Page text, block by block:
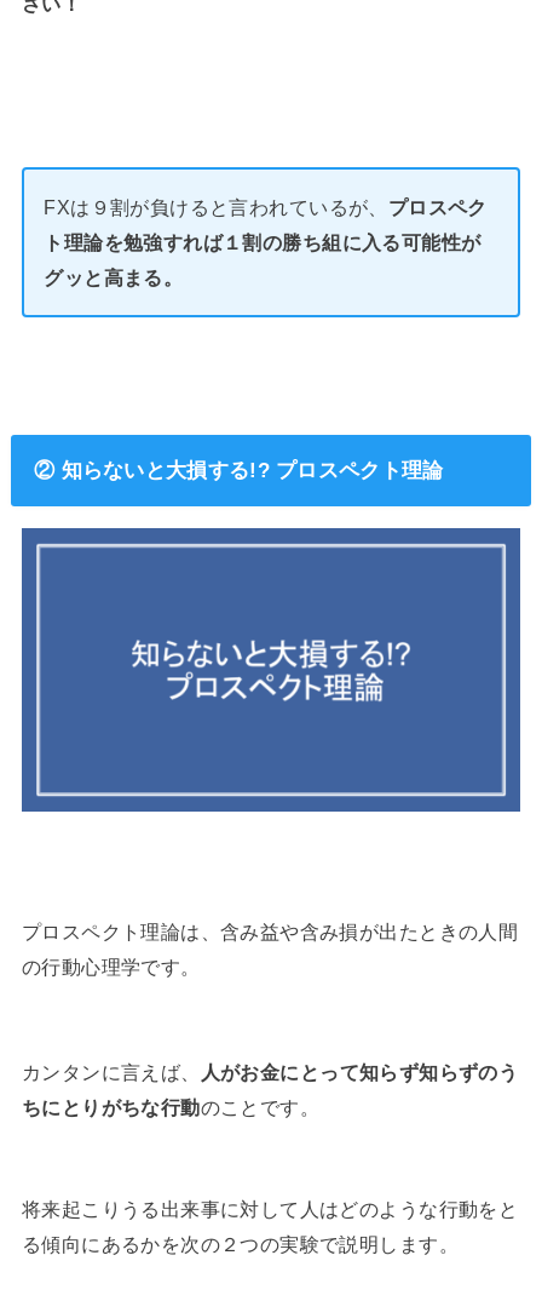
FXは９割が負けると言われているが、 プロスペク
ト理論を勉強すれば１割の勝ち組に入る可能性が
グッと高まる。
② 知らないと大損する!? プロスペクト理論
プロスペクト理論は、含み益や含み損が出たときの人間
の行動心理学です。
カンタンに言えば、
人がお金にとって知らず知らずのう
ちにとりがちな行動のことです。
将来起こりうる出来事に対して人はどのような行動をと
る傾向にあるかを次の２つの実験で説明します。